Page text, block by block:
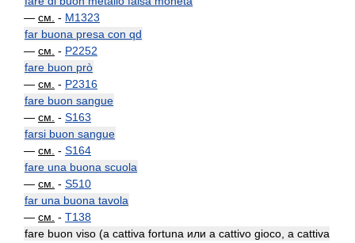
— см. - M1323
far buona presa con qd
— см. - P2252
fare buon prò
— см. - P2316
fare buon sangue
— см. - S163
farsi buon sangue
— см. - S164
fare una buona scuola
— см. - S510
far una buona tavola
— см. - T138
fare buon viso (a cattiva fortuna или a cattivo gioco, a cattiva